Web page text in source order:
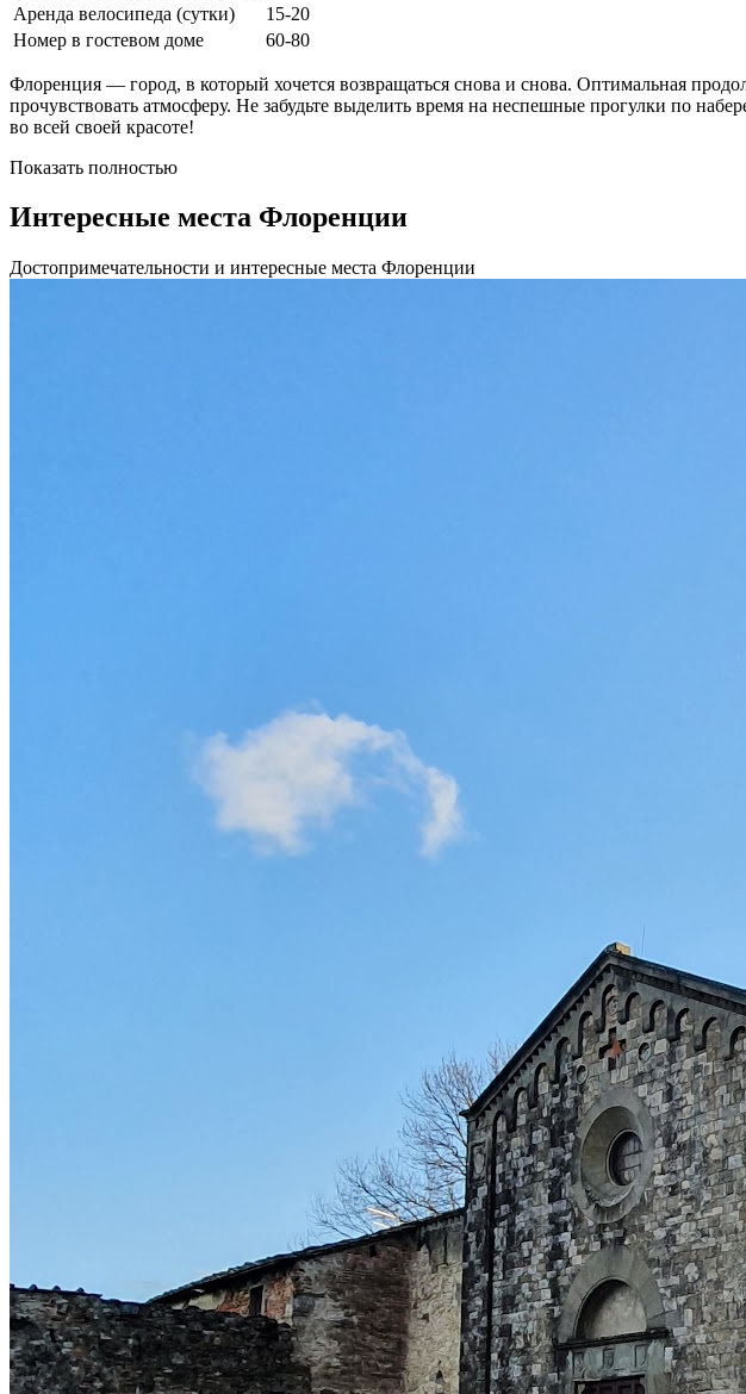
Аренда велосипеда (сутки)
15-20
Номер в гостевом доме
60-80
Флоренция — город, в который хочется возвращаться снова и снова. Оптимальная
прочувствовать атмосферу. Не забудьте выделить время на неспешные прогулки по
во всей своей красоте!
Показать полностью
Интересные места Флоренции
Достопримечательности и интересные места Флоренции